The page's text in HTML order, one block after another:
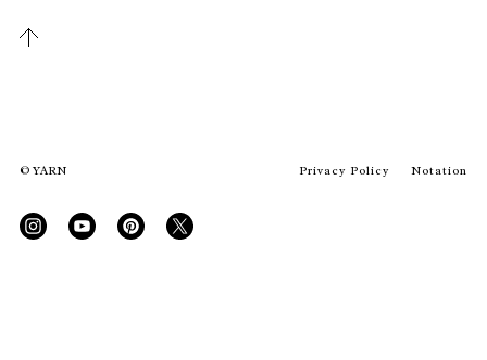
© YARN Privacy Policy Notation